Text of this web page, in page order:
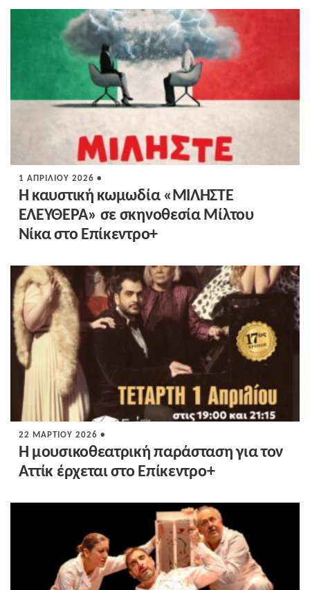
1 ΑΠΡΙΛΊΟΥ 2026 •
Η καυστική κωμωδία «ΜΙΛΗΣΤΕ
ΕΛΕΥΘΕΡΑ» σε σκηνοθεσία Μίλτου
Νίκα στο Επίκεντρο+
22 ΜΑΡΤΊΟΥ 2026 •
Η μουσικοθεατρική παράσταση για τον
Αττίκ έρχεται στο Επίκεντρο+